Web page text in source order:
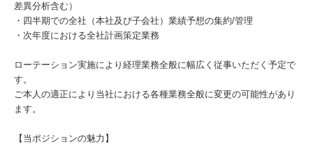
差異分析含む）
・四半期での全社（本社及び子会社）業績予想の集約/管理
・次年度における全社計画策定業務
ローテーション実施により経理業務全般に幅広く従事いただく予定で
す。
ご本人の適正により当社における各種業務全般に変更の可能性があり
ます。
【当ポジションの魅力】